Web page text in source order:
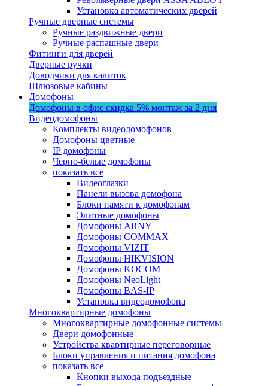
Установка автоматических дверей
Ручные дверные системы
Ручные раздвижные двери
Ручные распашные двери
Фитинги для дверей
Дверные ручки
Доводчики для калиток
Шлюзовые кабины
Домофоны
Домофоны в офис скидка 5% монтаж за 2 дня
Видеодомофоны
Комплекты видеодомофонов
Домофоны цветные
IP домофоны
Чёрно-белые домофоны
показать все
Видеоглазки
Панели вызова домофона
Блоки памяти к домофонам
Элитные домофоны
Домофоны ARNY
Домофоны COMMAX
Домофоны VIZIT
Домофоны HIKVISION
Домофоны KOCOM
Домофоны NeoLight
Домофоны BAS-IP
Установка видеодомофона
Многоквартирные домофоны
Многоквартирные домофонные системы
Двери домофонные
Устройства квартирные переговорные
Блоки управления и питания домофона
показать все
Кнопки выхода подъездные